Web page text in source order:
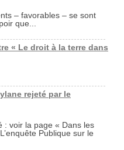
– favorables – se sont
que...
« Le droit à la terre dans
rejeté par le
: voir la page « Dans les
Publique sur le